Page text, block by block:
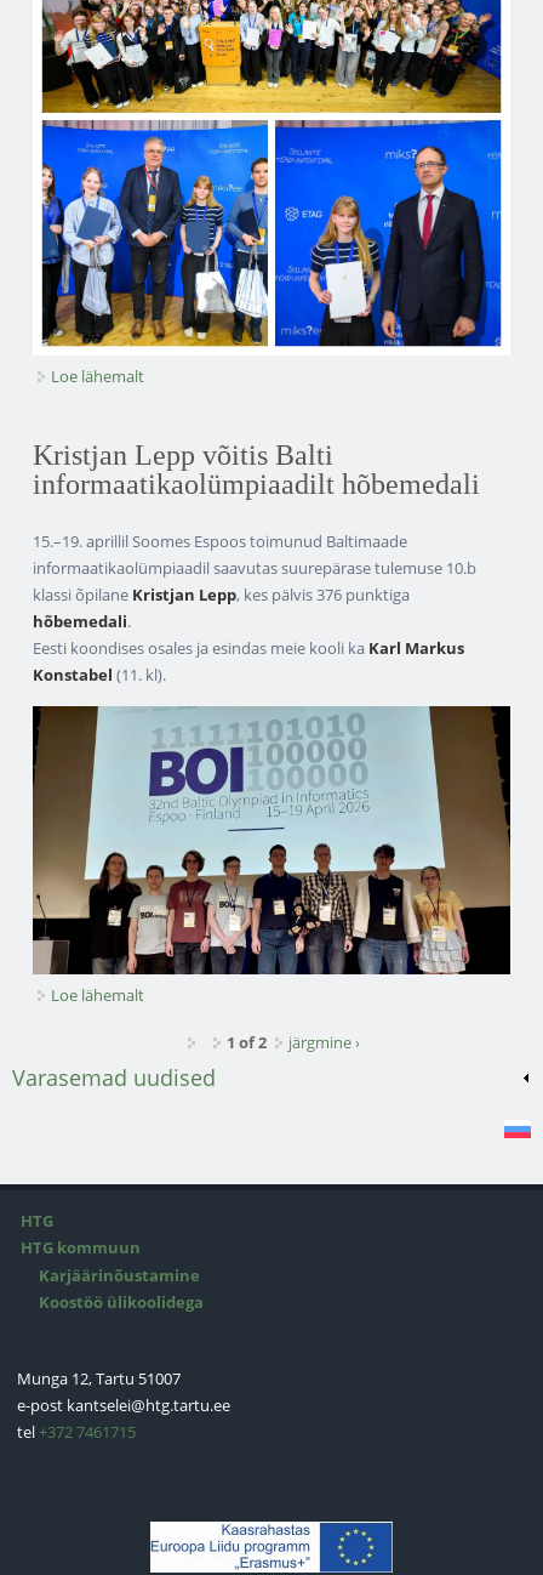
Loe lähemalt
Kristjan Lepp võitis Balti
informaatikaolümpiaadilt hõbemedali
15.–19. aprillil Soomes Espoos toimunud Baltimaade
informaatikaolümpiaadil saavutas suurepärase tulemuse 10.b
klassi õpilane Kristjan Lepp, kes pälvis 376 punktiga
hõbemedali.
Eesti koondises osales ja esindas meie kooli ka Karl Markus
Konstabel (11. kl).
Loe lähemalt
1 of 2
järgmine ›
Varasemad uudised
HTG
HTG kommuun
Karjäärinõustamine
Koostöö ülikoolidega
Munga 12, Tartu 51007
e-post kantselei@htg.tartu.ee
tel+372 7461715